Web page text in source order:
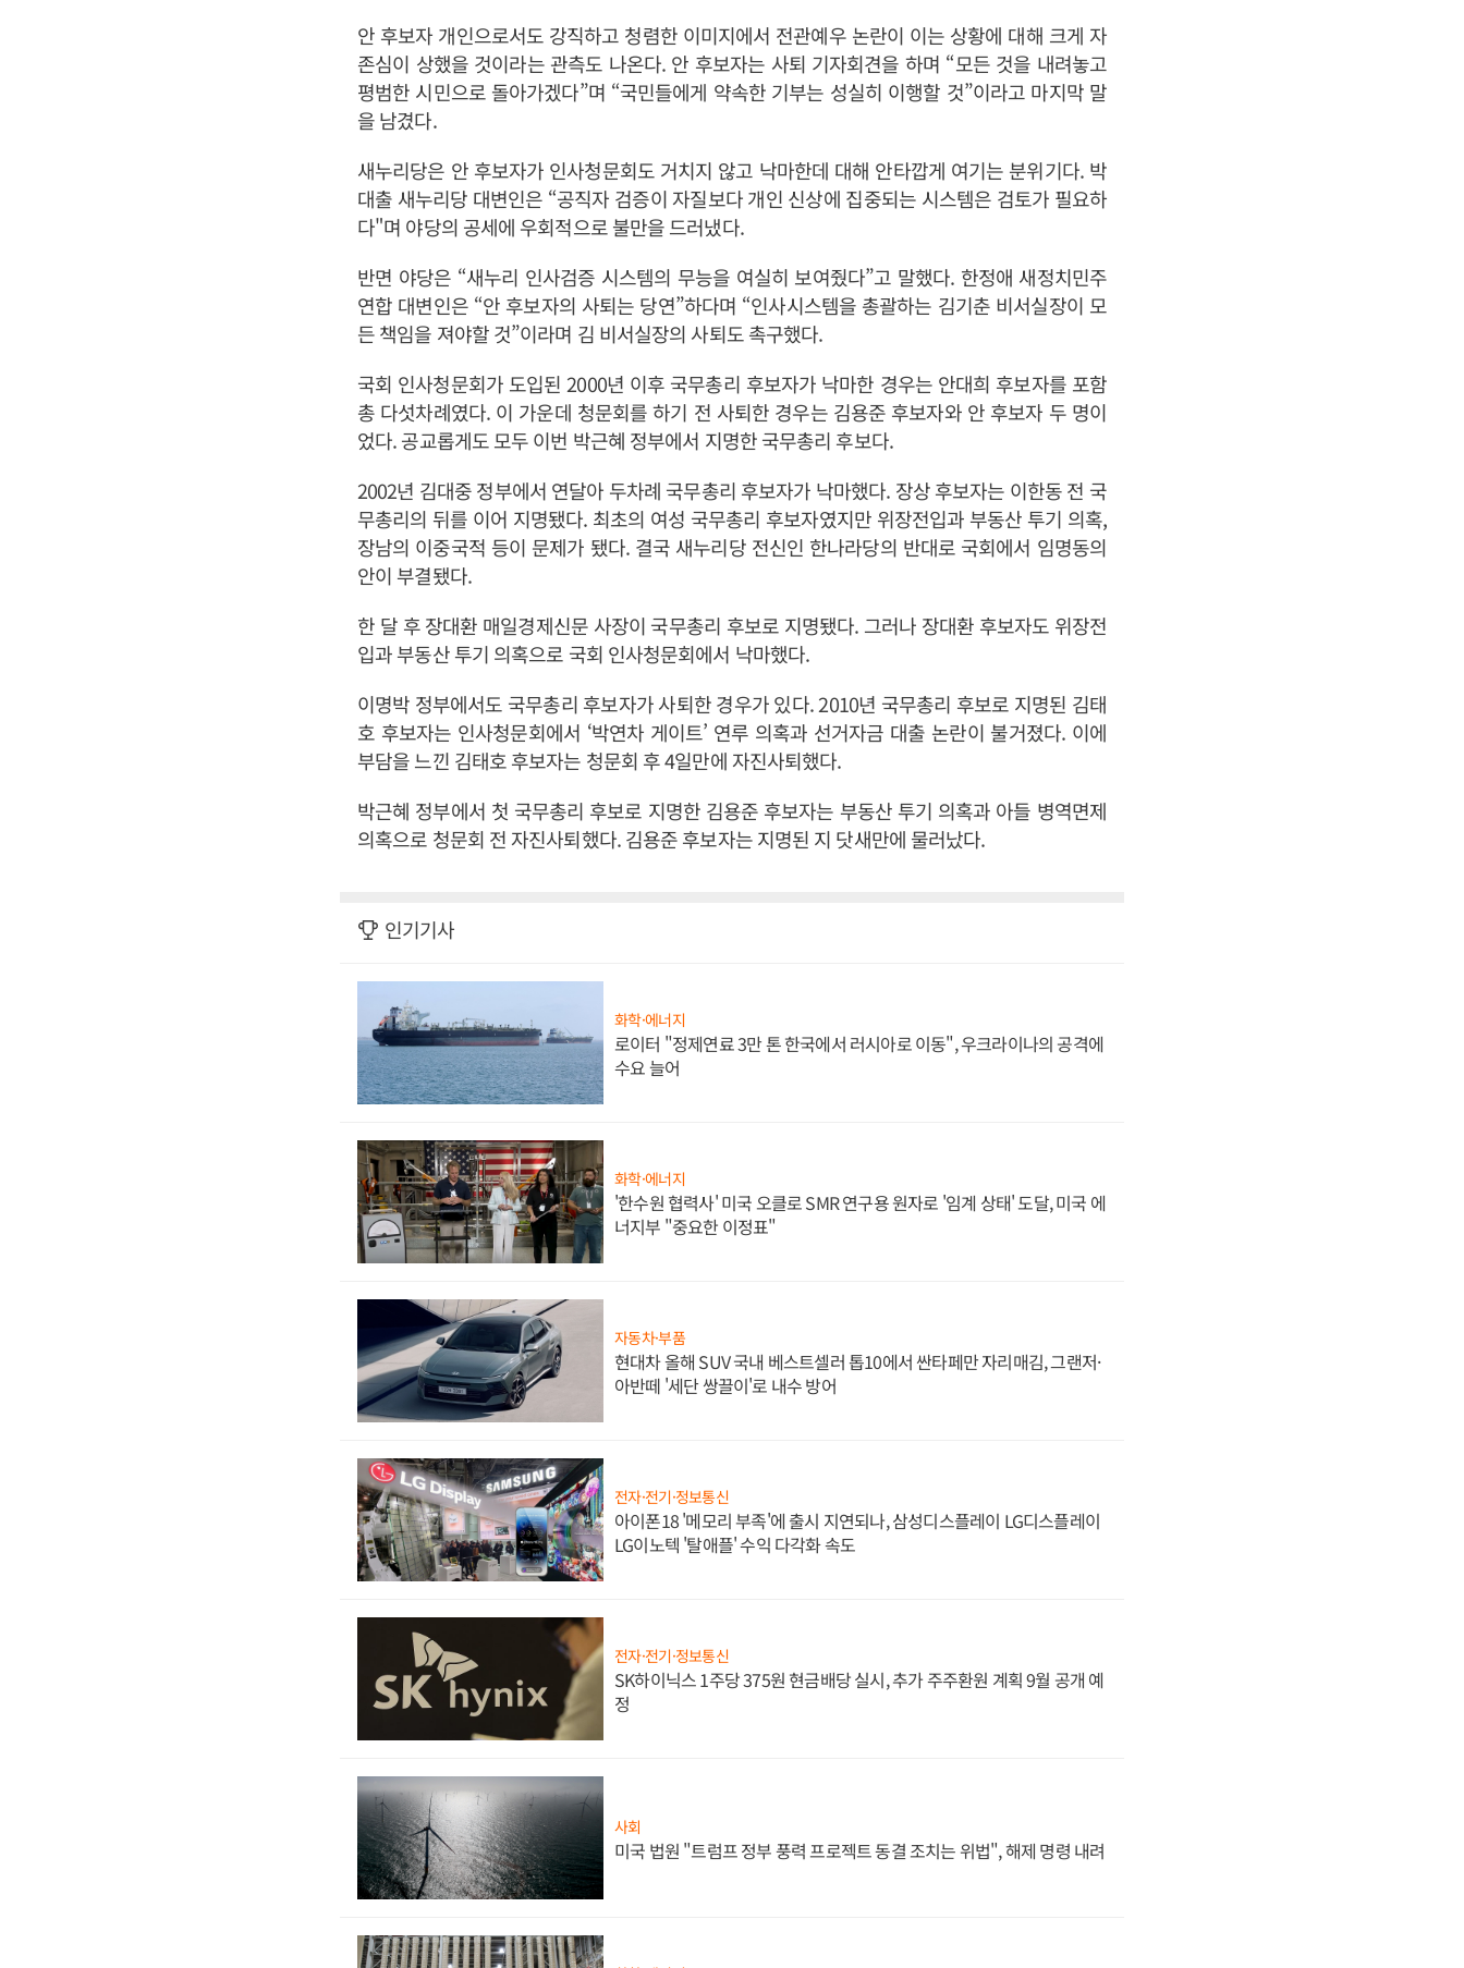
안 후보자 개인으로서도 강직하고 청렴한 이미지에서 전관예우 논란이 이는 상황에 대해 크게 자
존심이 상했을 것이라는 관측도 나온다. 안 후보자는 사퇴 기자회견을 하며 “모든 것을 내려놓고
평범한 시민으로 돌아가겠다”며 “국민들에게 약속한 기부는 성실히 이행할 것”이라고 마지막 말
을 남겼다.
새누리당은 안 후보자가 인사청문회도 거치지 않고 낙마한데 대해 안타깝게 여기는 분위기다. 박
대출 새누리당 대변인은 “공직자 검증이 자질보다 개인 신상에 집중되는 시스템은 검토가 필요하
다"며 야당의 공세에 우회적으로 불만을 드러냈다.
반면 야당은 “새누리 인사검증 시스템의 무능을 여실히 보여줬다”고 말했다. 한정애 새정치민주
연합 대변인은 “안 후보자의 사퇴는 당연”하다며 “인사시스템을 총괄하는 김기춘 비서실장이 모
든 책임을 져야할 것”이라며 김 비서실장의 사퇴도 촉구했다.
국회 인사청문회가 도입된 2000년 이후 국무총리 후보자가 낙마한 경우는 안대희 후보자를 포함
총 다섯차례였다. 이 가운데 청문회를 하기 전 사퇴한 경우는 김용준 후보자와 안 후보자 두 명이
었다. 공교롭게도 모두 이번 박근혜 정부에서 지명한 국무총리 후보다.
2002년 김대중 정부에서 연달아 두차례 국무총리 후보자가 낙마했다. 장상 후보자는 이한동 전 국
무총리의 뒤를 이어 지명됐다. 최초의 여성 국무총리 후보자였지만 위장전입과 부동산 투기 의혹,
장남의 이중국적 등이 문제가 됐다. 결국 새누리당 전신인 한나라당의 반대로 국회에서 임명동의
안이 부결됐다.
한 달 후 장대환 매일경제신문 사장이 국무총리 후보로 지명됐다. 그러나 장대환 후보자도 위장전
입과 부동산 투기 의혹으로 국회 인사청문회에서 낙마했다.
이명박 정부에서도 국무총리 후보자가 사퇴한 경우가 있다. 2010년 국무총리 후보로 지명된 김태
호 후보자는 인사청문회에서 ‘박연차 게이트’ 연루 의혹과 선거자금 대출 논란이 불거졌다. 이에
부담을 느낀 김태호 후보자는 청문회 후 4일만에 자진사퇴했다.
박근혜 정부에서 첫 국무총리 후보로 지명한 김용준 후보자는 부동산 투기 의혹과 아들 병역면제
의혹으로 청문회 전 자진사퇴했다. 김용준 후보자는 지명된 지 닷새만에 물러났다.
인기기사
화학·에너지
로이터 "정제연료 3만 톤 한국에서 러시아로 이동", 우크라이나의 공격에
수요 늘어
화학·에너지
'한수원 협력사' 미국 오클로 SMR 연구용 원자로 '임계 상태' 도달, 미국 에
너지부 "중요한 이정표"
자동차·부품
현대차 올해 SUV 국내 베스트셀러 톱10에서 싼타페만 자리매김, 그랜저·
아반떼 '세단 쌍끌이'로 내수 방어
전자·전기·정보통신
아이폰18 '메모리 부족'에 출시 지연되나, 삼성디스플레이 LG디스플레이
LG이노텍 '탈애플' 수익 다각화 속도
전자·전기·정보통신
SK하이닉스 1주당 375원 현금배당 실시, 추가 주주환원 계획 9월 공개 예
정
사회
미국 법원 "트럼프 정부 풍력 프로젝트 동결 조치는 위법", 해제 명령 내려